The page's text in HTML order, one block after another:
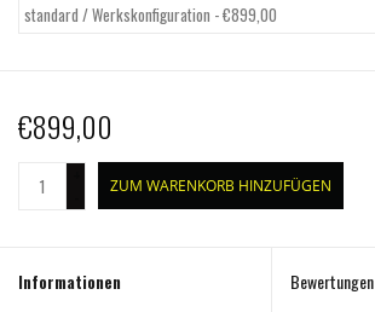
€899,00
ZUM WARENKORB HINZUFÜGEN
Informationen Bewertungen